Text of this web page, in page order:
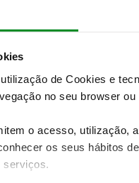
de Cookies e
no seu browser ou
o acesso, utilização,
os seus hábitos
qualquer.
quatro ou
mais tarde. O
a mudar muito e
alguns locais. Um